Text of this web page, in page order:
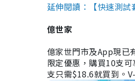
延伸閱讀：【快速測
億世家
億家世門市及App現
限定優惠，購買10支
支只需$18.6就買到。